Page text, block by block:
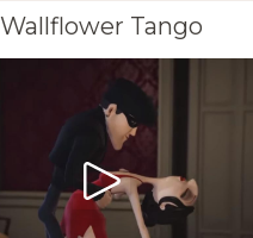
Wallflower Tango